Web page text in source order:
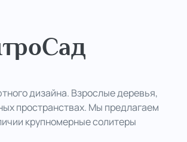
дизайна. Взрослые деревья,
пространствах. Мы предлагаем
крупномерные солитеры